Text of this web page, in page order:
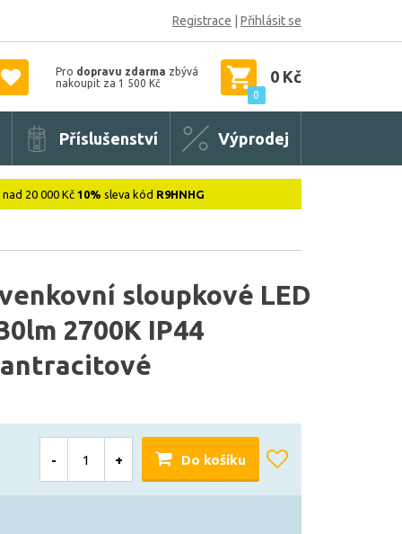
Registrace Přihlásit se
Pro dopravu zdarma zbývá
nakoupit za 1 500 Kč
0
0 Kč
Příslušenství Výprodej
nad 20 000 Kč 10% sleva kód R9HNHG
sloupkové LED
2700K IP44
- + Do košíku